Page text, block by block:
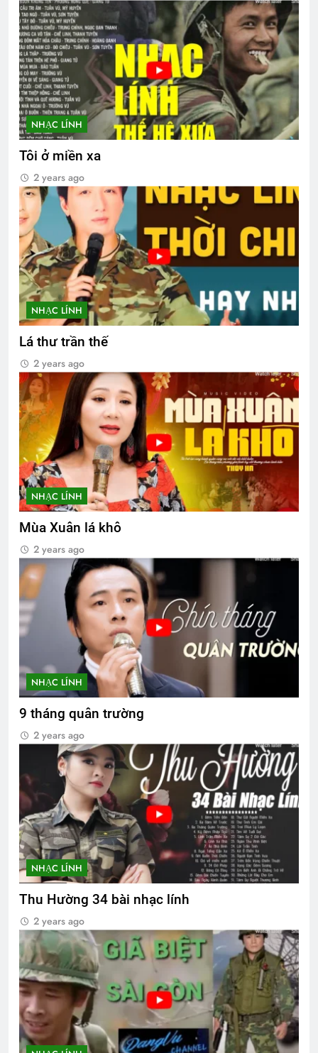
NHẠC LÍNH
Tôi ở miền xa
2 years ago
NHẠC LÍNH
Lá thư trần thế
2 years ago
NHẠC LÍNH
Mùa Xuân lá khô
2 years ago
NHẠC LÍNH
9 tháng quân trường
2 years ago
NHẠC LÍNH
Thu Hường 34 bài nhạc lính
2 years ago